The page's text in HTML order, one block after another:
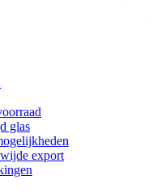
glas
export